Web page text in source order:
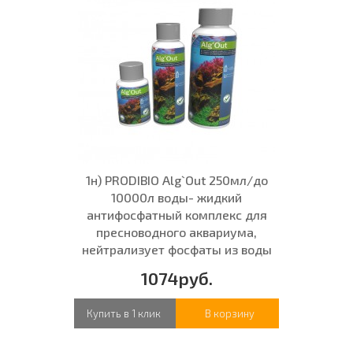
1н) PRODIBIO Alg`Out 250мл/до
10000л воды- жидкий
антифосфатный комплекс для
пресноводного аквариума,
нейтрализует фосфаты из воды
1074руб.
Купить в 1 клик В корзину